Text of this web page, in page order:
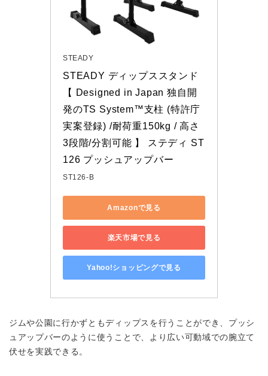
STEADY
STEADY ディップススタンド
【 Designed in Japan 独自開
発のTS System™支柱 (特許庁
実案登録) /耐荷重150kg / 高さ
3段階/分割可能 】 ステディ ST
126 プッシュアップバー
ST126-B
Amazonで見る
楽天市場で見る
Yahoo!ショッピングで見る
ジムや公園に行かずともディップスを行うことができ、プッシ
ュアップバーのように使うことで、より広い可動域での腕立て
伏せを実践できる。